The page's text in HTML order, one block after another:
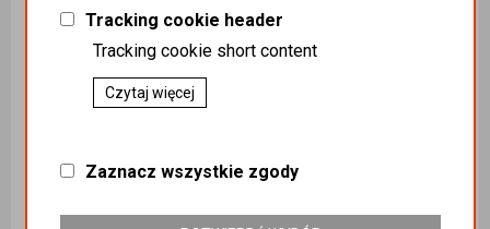
Tracking cookie header
Tracking cookie short content
Czytaj więcej
Zaznacz wszystkie zgody